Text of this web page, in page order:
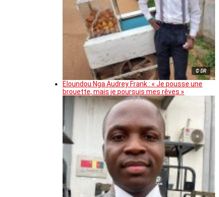
© DR
Eloundou Nga Audrey Frank : « Je pousse une
brouette, mais je poursuis mes rêves »